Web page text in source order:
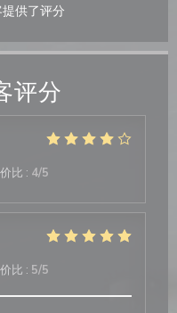
评分
比 : 4/5
比 : 5/5
供了评分